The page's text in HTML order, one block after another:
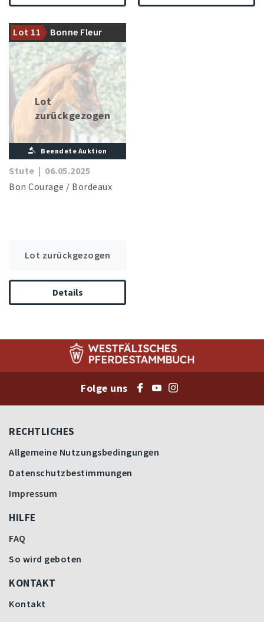
Lot 11 Bonne Fleur
Halbschwester zum gekörten
Diamond Deluxe-Sohn
Donatus
Lot
zurückgezogen
Beendete Auktion
Stute | 06.05.2025
Bon Courage / Bordeaux
Lot zurückgezogen
Details
Folge uns
RECHTLICHES
Allgemeine Nutzungsbedingungen
Datenschutzbestimmungen
Impressum
HILFE
FAQ
So wird geboten
KONTAKT
Kontakt